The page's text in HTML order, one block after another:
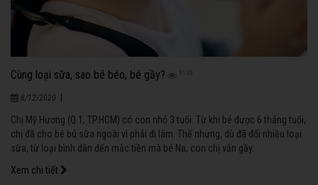
Cùng loại sữa, sao bé béo, bé gầy? 1135
8/12/2020
Chị Mỹ Hương (Q.1, TP.HCM) có con nhỏ 3 tuổi. Từ khi bé được 6 tháng tuổi,
chị đã cho bé bú sữa ngoài vì phải đi làm. Thế nhưng, dù đã đổi nhiều loại
sữa, từ loại bình dân đến mắc tiền mà bé Na, con chị vẫn gầy.
Xem chi tiết